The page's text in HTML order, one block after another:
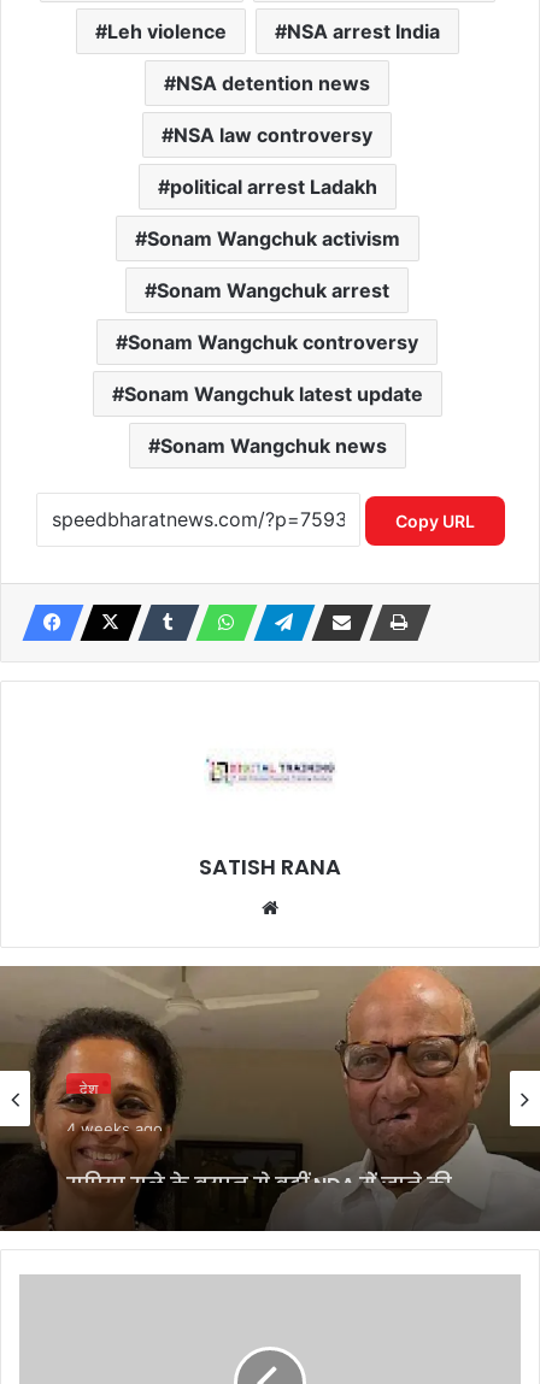
Leh violence NSA arrest India
NSA detention news
NSA law controversy
political arrest Ladakh
Sonam Wangchuk activism
Sonam Wangchuk arrest
Sonam Wangchuk controversy
Sonam Wangchuk latest update
Sonam Wangchuk news
Copy URL
SATISH RANA
देश
4 weeks ago
सुप्रिया सुले के बयान से बढ़ीं NDA में जाने की
अटकलें, कांग्रेस ने मांगा शरद पवार से जवाब